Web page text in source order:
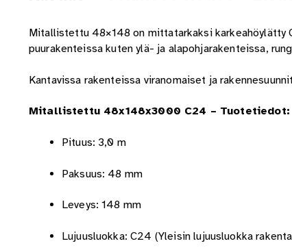
Mitallistettu 48×148 on mittatarkaksi karkeahöylätty
puurakenteissa kuten ylä- ja alapohjarakenteissa,
Kantavissa rakenteissa viranomaiset ja
Mitallistettu 48x148x3000 C24 – Tuotetiedot:
Pituus: 3,0 m
Paksuus: 48 mm
Leveys: 148 mm
Lujuusluokka: C24 (Yleisin lujuusluokka